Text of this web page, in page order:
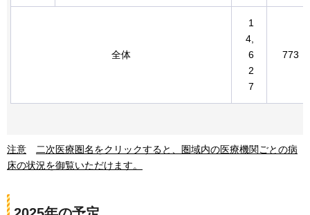
全体
1
4,
6
2
7
773
注意 二次医療圏名をクリックすると、 圏域内の医療機関ごとの病
床の状況を御覧いただけます。